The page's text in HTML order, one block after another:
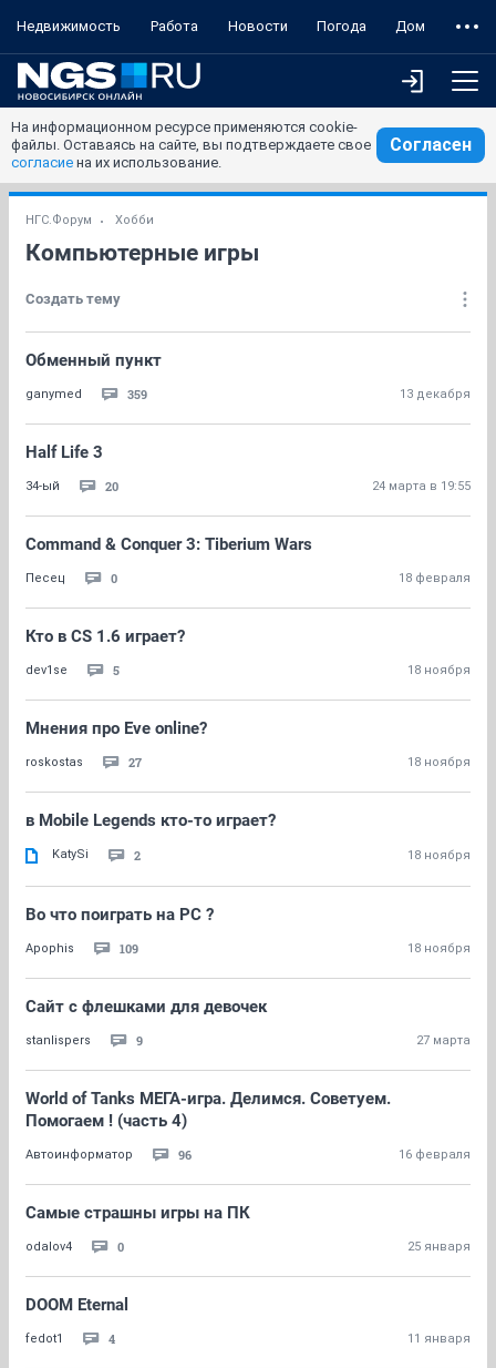
Недвижимость Работа Новости Погода Дом
На информационном ресурсе применяются cookie-
файлы. Оставаясь на сайте, вы подтверждаете свое
согласие на их использование.
Согласен
НГС.Форум Хобби
Компьютерные игры
Создать тему
Обменный пункт
ganymed 359 13 декабря
Half Life 3
34-ый 20 24 марта в 19:55
Command & Conquer 3: Tiberium Wars
Песец 0 18 февраля
Кто в CS 1.6 играет?
dev1se 5 18 ноября
Мнения про Eve online?
roskostas 27 18 ноября
в Mobile Legends кто-то играет?
KatySi 2 18 ноября
Во что поиграть на PC ?
Apophis 109 18 ноября
Сайт с флешками для девочек
stanlispers 9 27 марта
World of Tanks МЕГА-игра. Делимся. Советуем.
Помогаем ! (часть 4)
Автоинформатор 96 16 февраля
Самые страшны игры на ПК
odalov4 0 25 января
DOOM Eternal
fedot1 4 11 января